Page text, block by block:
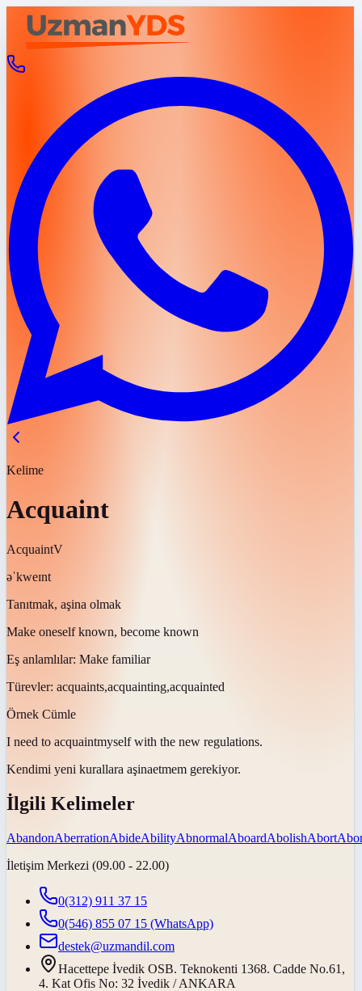
Kelime
Acquaint
AcquaintV
əˈkweɪnt
Tanıtmak, aşina olmak
Make oneself known, become known
Eş anlamlılar: Make familiar
Türevler: acquaints,acquainting,acquainted
Örnek Cümle
I need to acquaintmyself with the new regulations.
Kendimi yeni kurallara aşinaetmem gerekiyor.
İlgili Kelimeler
AbandonAberrationAbideAbilityAbnormalAboardAbolishAbort
İletişim Merkezi (09.00 - 22.00)
0(312) 911 37 15
0(546) 855 07 15 (WhatsApp)
destek@uzmandil.com
Hacettepe İvedik OSB. Teknokenti 1368. Cadde No.61,
4. Kat Ofis No: 32 İvedik / ANKARA